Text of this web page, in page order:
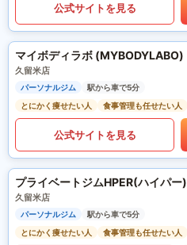
公式サイトを見る
マイボディラボ (MYBODYLABO)
久留米店
パーソナルジム
駅から車で5分
とにかく痩せたい人
食事管理も任せたい人
公式サイトを見る
プライベートジムHPER(ハイパー)
久留米店
パーソナルジム
駅から車で5分
とにかく痩せたい人
食事管理も任せたい人